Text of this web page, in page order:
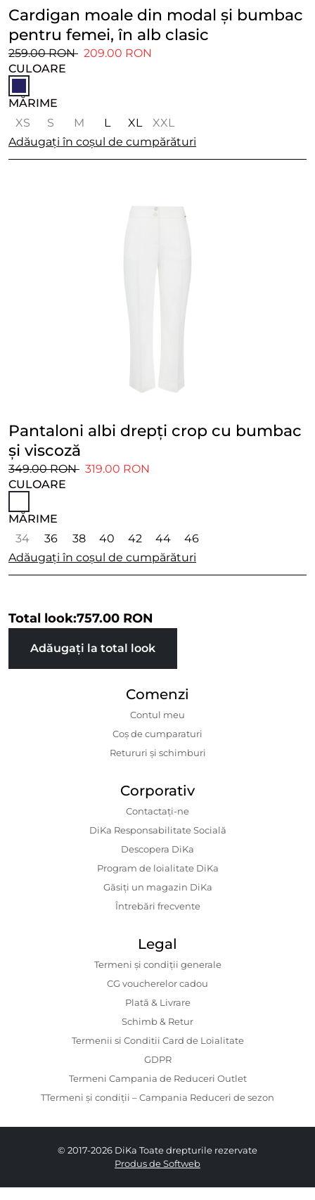
Cardigan moale din modal și bumbac
pentru femei, în alb clasic
259.00 RON 209.00 RON
CULOARE
MĂRIME
XS
S M L XL
XXL
Adăugați în coșul de cumpărături
Pantaloni albi drepți crop cu bumbac
și viscoză
349.00 RON 319.00 RON
CULOARE
MĂRIME
34
36 38 40 42 44
46
Adăugați în coșul de cumpărături
Total look:757.00 RON
Adăugați la total look
Comenzi
Contul meu
Coș de cumparaturi
Retururi și schimburi
Corporativ
Contactaţi-ne
DiKa Responsabilitate Socială
Descopera DiKa
Program de loialitate DiKa
Găsiți un magazin DiKa
Întrebări frecvente
Legal
Termeni și condiții generale
CG voucherelor cadou
Plată & Livrare
Schimb & Retur
Termenii si Conditii Card de Loialitate
GDPR
Termeni Campania de Reduceri Outlet
TTermeni și condiții – Campania Reduceri de sezon
© 2017-2026 DiKa Toate drepturile rezervate
Produs de Softweb